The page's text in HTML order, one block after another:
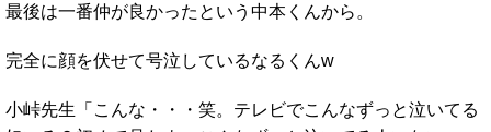
最後は一番仲が良かったという中本くんから。
完全に顔を伏せて号泣しているなるくんw
小峠先生「こんな・・・笑。テレビでこんなずっと泣いてる